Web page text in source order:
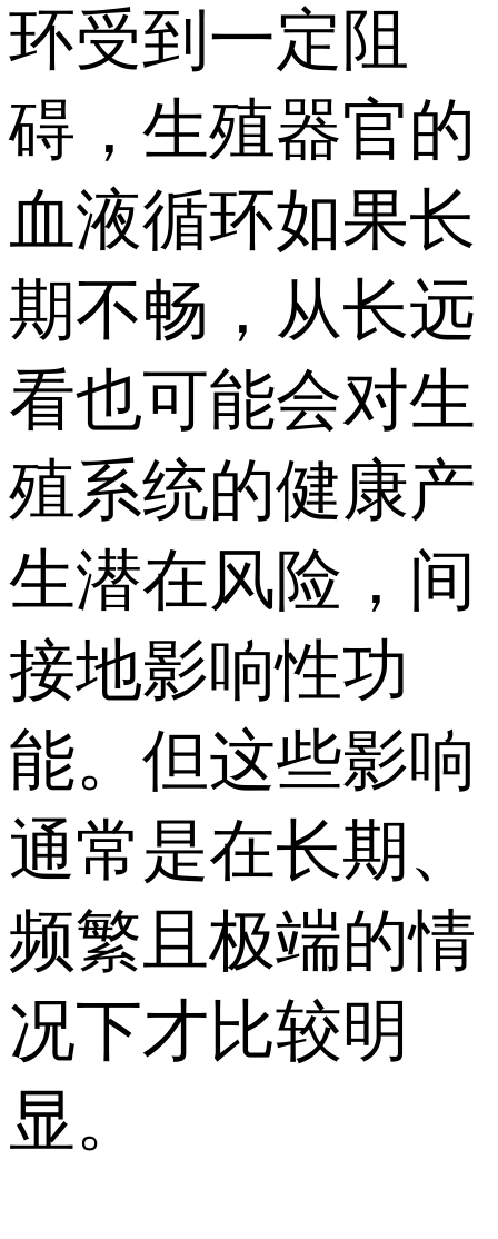
环受到一定阻
碍，生殖器官的
血液循环如果长
期不畅，从长远
看也可能会对生
殖系统的健康产
生潜在风险，间
接地影响性功
能。但这些影响
通常是在长期、
频繁且极端的情
况下才比较明
显。